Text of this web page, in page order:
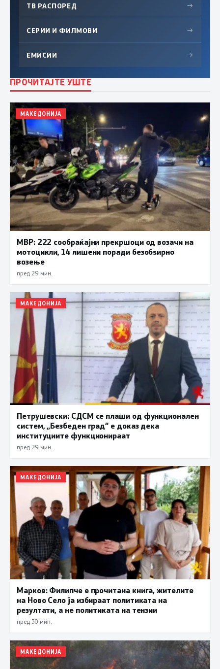
ТВ РАСПОРЕД →
СЕРИИ И ФИЛМОВИ →
ЕМИСИИ →
ПРОЧИТАЈТЕ УШТЕ
МАКЕДОНИЈА
МВР: 222 сообраќајни прекршоци од возачи на
мотоцикли, 14 лишени поради безобѕирно
возење
пред 29 мин.
МАКЕДОНИЈА
Петрушевски: СДСМ се плаши од функционален
систем, „Безбеден град“ е доказ дека
институциите функционираат
пред 29 мин.
МАКЕДОНИЈА
Марков: Филипче е прочитана книга, жителите
на Ново Село ја избираат политиката на
резултати, а не политиката на тензии
пред 30 мин.
МАКЕДОНИЈА